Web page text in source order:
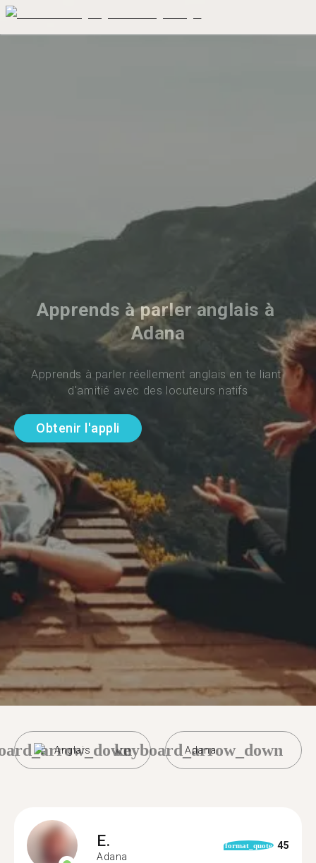
Apprends à parler anglais à
Adana
Apprends à parler réellement anglais en te liant
d'amitié avec des locuteurs natifs
Obtenir l'appli
Anglais Adana
keyboard_arrow_down
E.
Adana
format_quote 45